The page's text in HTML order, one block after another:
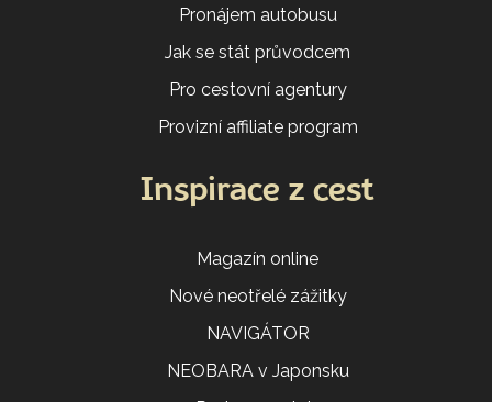
Pronájem autobusu
Jak se stát průvodcem
Pro cestovní agentury
Provizní affiliate program
Inspirace z cest
Magazín online
Nové neotřelé zážitky
NAVIGÁTOR
NEOBARA v Japonsku